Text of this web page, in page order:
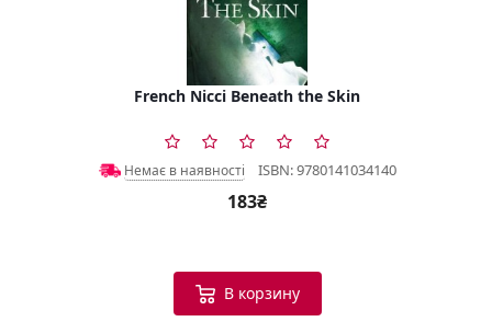
French Nicci Beneath the Skin
Немає в наявності ISBN: 9780141034140
183₴
В корзину